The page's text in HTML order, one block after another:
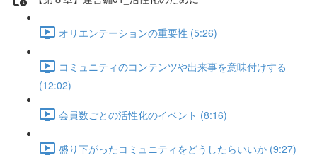
オリエンテーションの重要性 (5:26)
コミュニティのコンテンツや出来事を意味付けする
(12:02)
会員数ごとの活性化のイベント (8:16)
盛り下がったコミュニティをどうしたらいいか (9:27)